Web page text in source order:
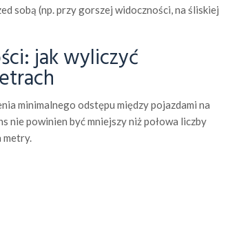
sobą (np. przy gorszej widoczności, na śliskiej
jak wyliczyć
minimalnego odstępu między pojazdami na
nie powinien być mniejszy niż połowa liczby
metry.